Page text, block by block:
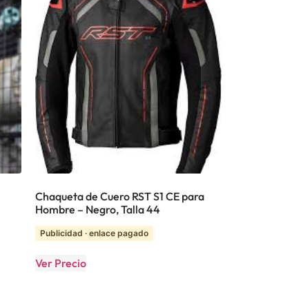
Chaqueta de Cuero RST S1 CE para
Hombre – Negro, Talla 44
Publicidad · enlace pagado
Ver Precio